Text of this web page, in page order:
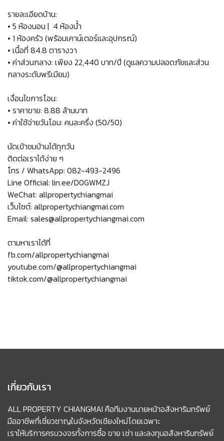
รายละเอียดบ้าน:
• 5 ห้องนอน | 4 ห้องน้ำ
• 1 ห้องครัว (พร้อมเคาน์เตอร์และอุปกรณ์)
• เนื้อที่ 84.8 ตารางวา
• ค่าส่วนกลาง: เพียง 22,440 บาท/ปี (ดูแลความปลอดภัยและส่วน
กลางระดับพรีเมียม)
เงื่อนไขการโอน:
• ราคาขาย: 8.88 ล้านบาท
• ค่าใช้จ่ายวันโอน: คนละครึ่ง (50/50)
นัดเข้าชมบ้านได้ทุกวัน
ติดต่อเราได้ง่าย ๆ
โทร / WhatsApp: 082-493-2496
Line Official: lin.ee/D0GWMZJ
WeChat: allpropertychiangmai
เว็บไซต์: allpropertychiangmai.com
Email: sales@allpropertychiangmai.com
ตามหาเราได้ที่
fb.com/allpropertychiangmai
youtube.com/@allpropertychiangmai
tiktok.com/@allpropertychiangmai
เกี่ยวกับเรา
ALL PROPERTY CHIANGMAI คือทีมงานนายหน้าอสังหาริมทรัพย์
มืออาชีพที่เชี่ยวชาญในจังหวัดเชียงใหม่โดยเฉพาะ
เราให้บริการครบวงจรทั้งการซื้อ ขาย เช่า และลงทุนอสังหาริมทรัพย์